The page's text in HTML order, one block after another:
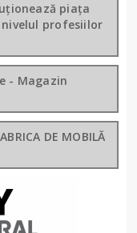
piața
profesiilor
- Magazin
DE MOBILĂ